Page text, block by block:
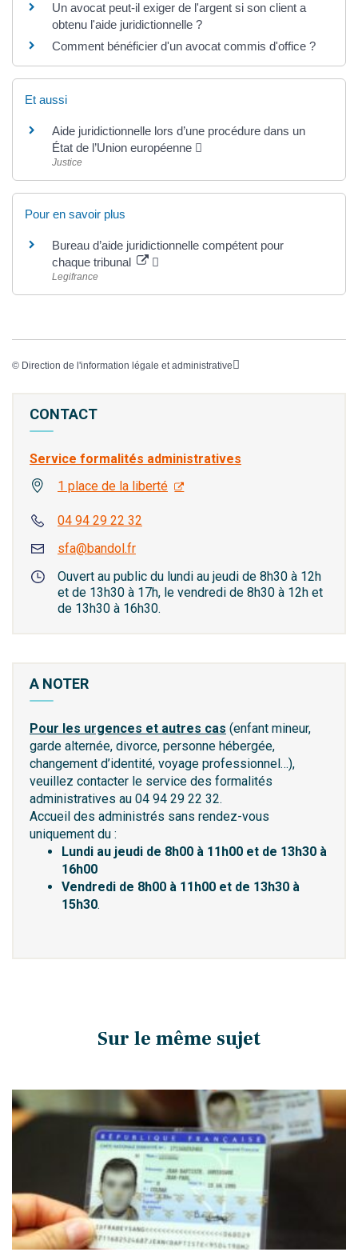
Un avocat peut-il exiger de l'argent si son client a
obtenu l'aide juridictionnelle ?
Comment bénéficier d'un avocat commis d'office ?
Et aussi
Aide juridictionnelle lors d’une procédure dans un
État de l’Union européenne
Justice
Pour en savoir plus
Bureau d’aide juridictionnelle compétent pour
chaque tribunal
Legifrance
© Direction de l'information légale et administrative
CONTACT
Service formalités administratives
1 place de la liberté
04 94 29 22 32
sfa@bandol.fr
Ouvert au public du lundi au jeudi de 8h30 à 12h
et de 13h30 à 17h, le vendredi de 8h30 à 12h et
de 13h30 à 16h30.
A NOTER
Pour les urgences et autres cas (enfant mineur,
garde alternée, divorce, personne hébergée,
changement d’identité, voyage professionnel…),
veuillez contacter le service des formalités
administratives au 04 94 29 22 32.
Accueil des administrés sans rendez-vous
uniquement du :
Lundi au jeudi de 8h00 à 11h00 et de 13h30 à
16h00
Vendredi de 8h00 à 11h00 et de 13h30 à
15h30.
Sur le même sujet